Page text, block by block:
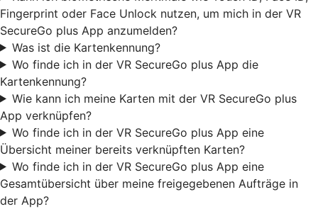
Fingerprint oder Face Unlock nutzen, um mich in der VR
SecureGo plus App anzumelden?
Was ist die Kartenkennung?
Wo finde ich in der VR SecureGo plus App die
Kartenkennung?
Wie kann ich meine Karten mit der VR SecureGo plus
App verknüpfen?
Wo finde ich in der VR SecureGo plus App eine
Übersicht meiner bereits verknüpften Karten?
Wo finde ich in der VR SecureGo plus App eine
Gesamtübersicht über meine freigegebenen Aufträge in
der App?